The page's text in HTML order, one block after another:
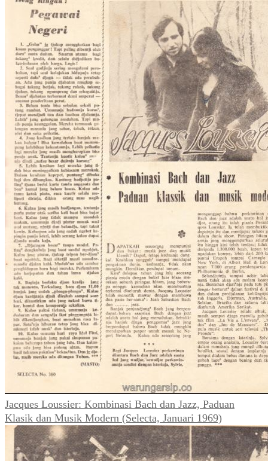
Jacques Loussier: Kombinasi Bach dan Jazz, Paduan
Klasik dan Musik Modern (Selecta, Januari 1969)